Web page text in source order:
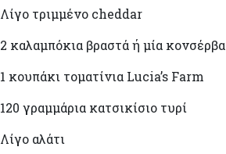
Λίγο τριμμένο cheddar
2 καλαμπόκια βραστά ή μία κονσέρβα
1 κουπάκι τοματίνια Lucia’s Farm
120 γραμμάρια κατσικίσιο τυρί
Λίγο αλάτι